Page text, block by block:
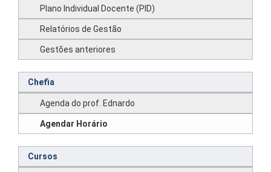
Plano Individual Docente (PID)
Relatórios de Gestão
Gestões anteriores
Chefia
Agenda do prof. Ednardo
Agendar Horário
Cursos